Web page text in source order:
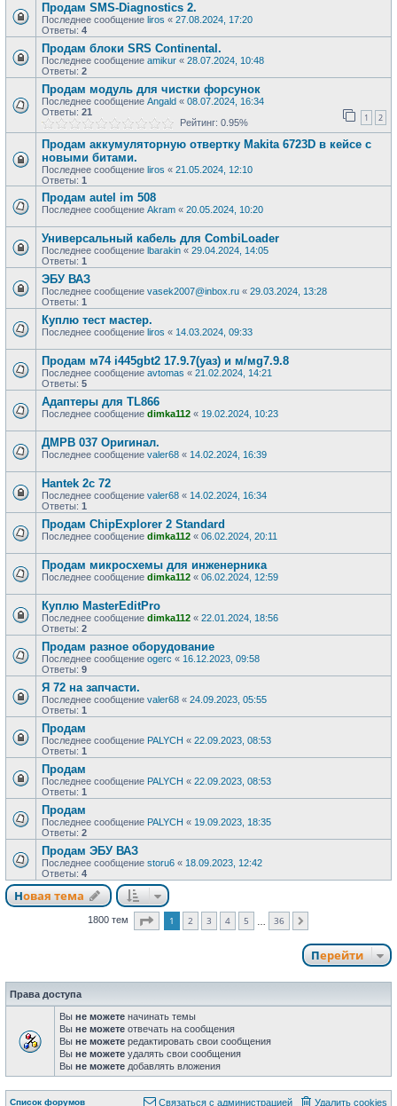
Продам SMS-Diagnostics 2.
Последнее сообщение liros « 27.08.2024, 17:20
Ответы: 4
Продам блоки SRS Continental.
Последнее сообщение amikur « 28.07.2024, 10:48
Ответы: 2
Продам модуль для чистки форсунок
Последнее сообщение Angald « 08.07.2024, 16:34
Ответы: 21 1 2
Рейтинг: 0.95%
Продам аккумуляторную отвертку Makita 6723D в кейсе с
новыми битами.
Последнее сообщение liros « 21.05.2024, 12:10
Ответы: 1
Продам autel im 508
Последнее сообщение Akram « 20.05.2024, 10:20
Универсальный кабель для CombiLoader
Последнее сообщение lbarakin « 29.04.2024, 14:05
Ответы: 1
ЭБУ ВАЗ
Последнее сообщение vasek2007@inbox.ru « 29.03.2024, 13:28
Ответы: 1
Куплю тест мастер.
Последнее сообщение liros « 14.03.2024, 09:33
Продам м74 i445gbt2 17.9.7(уаз) и м/мg7.9.8
Последнее сообщение avtomas « 21.02.2024, 14:21
Ответы: 5
Адаптеры для TL866
Последнее сообщение dimka112 « 19.02.2024, 10:23
ДМРВ 037 Оригинал.
Последнее сообщение valer68 « 14.02.2024, 16:39
Hantek 2c 72
Последнее сообщение valer68 « 14.02.2024, 16:34
Ответы: 1
Продам ChipExplorer 2 Standard
Последнее сообщение dimka112 « 06.02.2024, 20:11
Продам микросхемы для инженерника
Последнее сообщение dimka112 « 06.02.2024, 12:59
Куплю MasterEditPro
Последнее сообщение dimka112 « 22.01.2024, 18:56
Ответы: 2
Продам разное оборудование
Последнее сообщение ogerc « 16.12.2023, 09:58
Ответы: 9
Я 72 на запчасти.
Последнее сообщение valer68 « 24.09.2023, 05:55
Ответы: 1
Продам
Последнее сообщение PALYCH « 22.09.2023, 08:53
Ответы: 1
Продам
Последнее сообщение PALYCH « 22.09.2023, 08:53
Ответы: 1
Продам
Последнее сообщение PALYCH « 19.09.2023, 18:35
Ответы: 2
Продам ЭБУ ВАЗ
Последнее сообщение storu6 « 18.09.2023, 12:42
Ответы: 4
Новая тема
1800 тем Страница из
1 2 3 4 5 36
Перейти
Права доступа
Вы не можете начинать темы
Вы не можете отвечать на сообщения
Вы не можете редактировать свои сообщения
Вы не можете удалять свои сообщения
Вы не можете добавлять вложения
Список форумов Удалить cookies
Связаться с администрацией